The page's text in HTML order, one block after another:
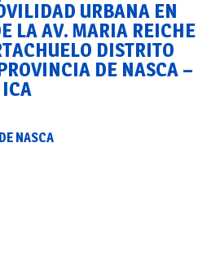
URBANA EN
LA AV. MARIA REICHE
DISTRITO
DE NASCA –
NASCA